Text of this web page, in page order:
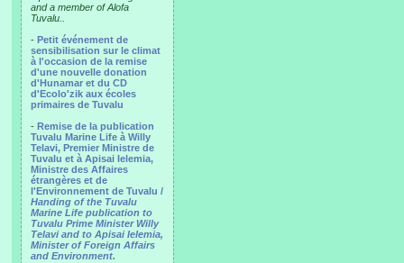
and a member of Alofa
Tuvalu..
- Petit événement de
sensibilisation sur le climat
à l'occasion de la remise
d'une nouvelle donation
d'Hunamar et du CD
d'Ecolo'zik aux écoles
primaires de Tuvalu
- Remise de la publication
Tuvalu Marine Life à Willy
Telavi, Premier Ministre de
Tuvalu et à Apisai Ielemia,
Ministre des Affaires
étrangères et de
l'Environnement de Tuvalu /
Handing of the Tuvalu
Marine Life publication to
Tuvalu Prime Minister Willy
Telavi and to Apisai Ielemia,
Minister of Foreign Affairs
and Environment.